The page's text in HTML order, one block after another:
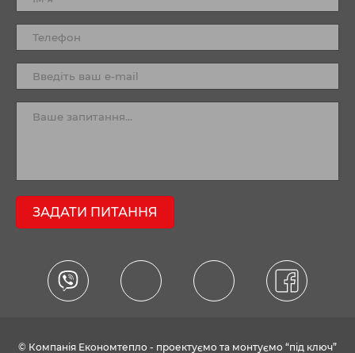
ЗАДАТИ ПИТАННЯ
© Компанія Економтепло - проектуємо та монтуємо “під ключ”